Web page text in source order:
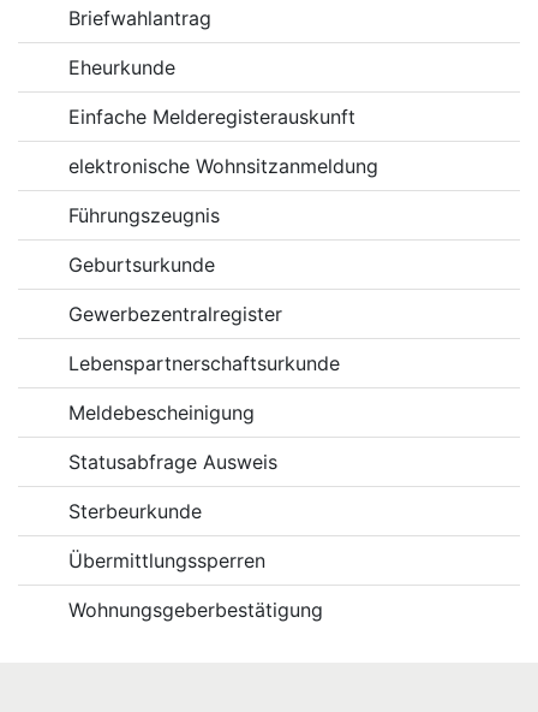
Briefwahlantrag
Eheurkunde
Einfache Melderegisterauskunft
elektronische Wohnsitzanmeldung
Führungszeugnis
Geburtsurkunde
Gewerbezentralregister
Lebenspartnerschaftsurkunde
Meldebescheinigung
Statusabfrage Ausweis
Sterbeurkunde
Übermittlungssperren
Wohnungsgeberbestätigung